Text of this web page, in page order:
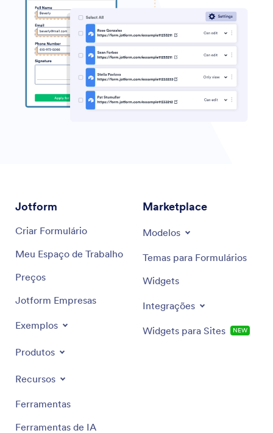
Jotform
Criar Formulário
Meu Espaço de Trabalho
Preços
Jotform Empresas
Exemplos
Produtos
Recursos
Ferramentas
Ferramentas de IA
Marketplace
Modelos
Temas para Formulários
Widgets
Integrações
Widgets para Sites NEW